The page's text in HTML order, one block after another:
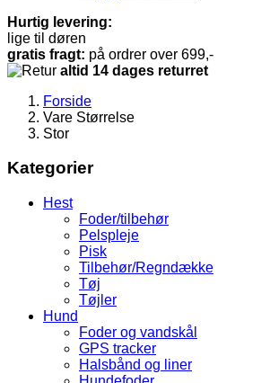
Hurtig levering:
lige til døren
gratis fragt: på ordrer over 699,-
altid 14 dages returret
Forside
Vare Størrelse
Stor
Kategorier
Hest
Foder/tilbehør
Pelspleje
Pisk
Tilbehør/Regndække
Tøj
Tøjler
Hund
Foder og vandskål
GPS tracker
Halsbånd og liner